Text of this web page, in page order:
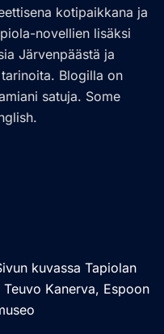
kotipaikkana ja
novellien lisäksi
Järvenpäästä ja
Blogilla on
satuja. Some
kuvassa Tapiolan
Kanerva, Espoon